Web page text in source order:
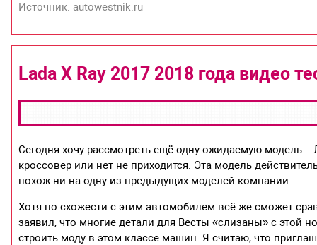
Источник: autowestnik.ru
Lada X Ray 2017 2018 года видео
Сегодня хочу рассмотреть ещё одну ожидаемую модель –
кроссовер или нет не приходится. Эта модель
похож ни на одну из предыдущих моделей компании.
Хотя по схожести с этим автомобилем всё же сможет
заявил, что многие детали для Весты «слизаны» с этой
строить моду в этом классе машин. Я считаю, что